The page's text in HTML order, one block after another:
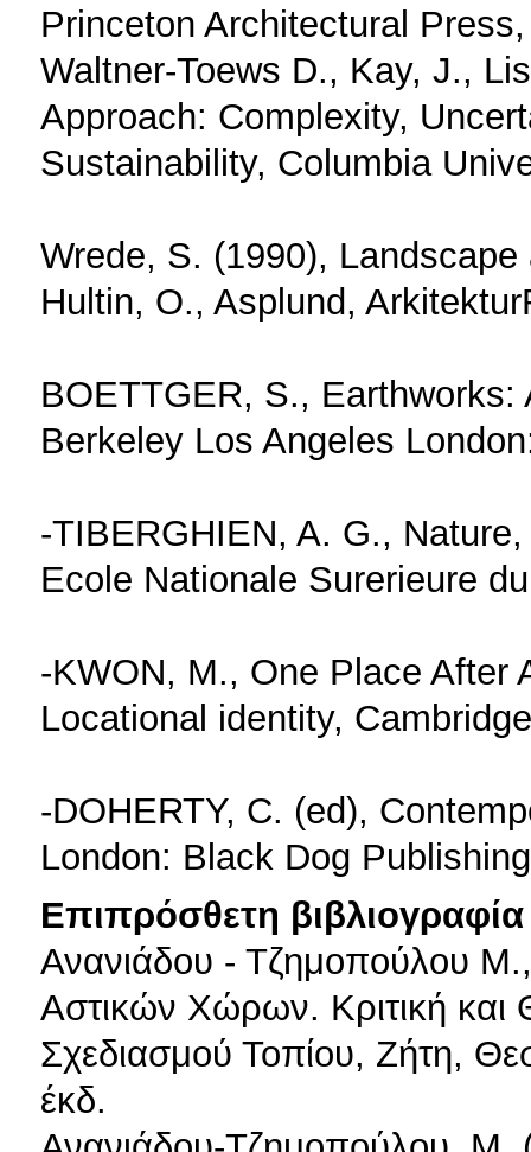
Princeton Architectural
Waltner-Toews D., Kay, J.,
Approach: Complexity,
Sustainability, Columbia
Wrede, S. (1990),
Hultin, O., Asplund,
BOETTGER, S.,
Berkeley Los Angeles
-TIBERGHIEN, A. G.,
Ecole Nationale Surerieure
-KWON, M., One Place After
Locational identity,
-DOHERTY, C. (ed),
London: Black Dog
Επιπρόσθετη βιβλιογραφία
Ανανιάδου - Τζημοπούλου Μ.,
Αστικών Χώρων. Κριτική και
Σχεδιασμού Τοπίου, Ζήτη,
έκδ.